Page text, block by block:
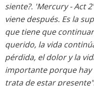
siente?. 'Mercury - Act
viene después. Es la
que tiene que
querido, la vida
pérdida, el dolor y la
importante porque hay
trata de estar presente".